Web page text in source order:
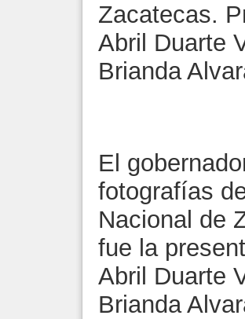
Zacatecas.
Abril Duarte
Brianda
El
fotografías
Nacional de
fue la
Abril Duarte
Brianda